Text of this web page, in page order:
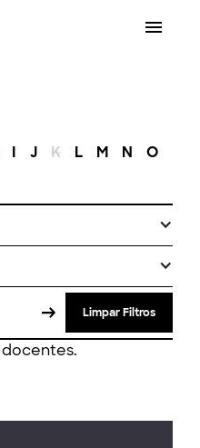
I J K L M N O
Limpar Filtros